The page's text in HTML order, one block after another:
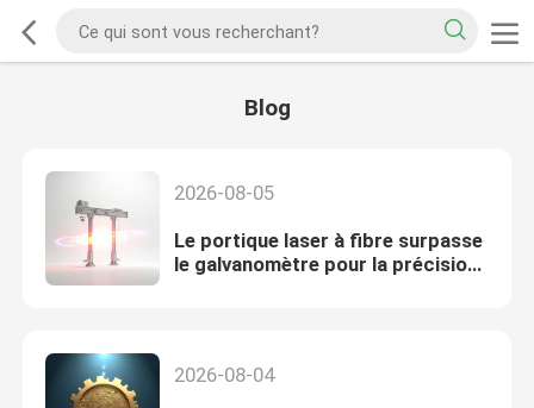
Blog
2026-08-05
Le portique laser à fibre surpasse
le galvanomètre pour la précision
2026-08-04